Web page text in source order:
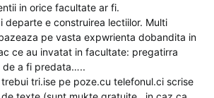
in orice facultate ar fi.
departe e construirea lectiilor. Multi
pe vasta expwrienta dobandita in
ce au invatat in facultate: pregatirra
de a fi predata…..
tri.ise pe poze.cu telefonul.ci scrise